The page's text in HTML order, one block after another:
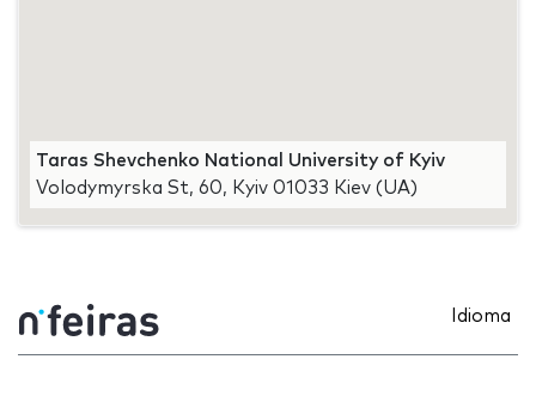
Taras Shevchenko National University of Kyiv
Volodymyrska St, 60, Kyiv 01033 Kiev (UA)
Idioma